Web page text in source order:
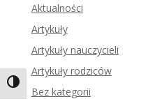
Toggle High Contrast
Aktualności
Artykuły
Artykuły nauczycieli
Artykuły rodziców
Bez kategorii